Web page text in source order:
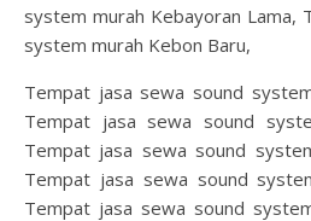
system murah Kebayoran Lama,
system murah Kebon Baru,
Tempat jasa sewa sound
Tempat jasa sewa sound
Tempat jasa sewa sound
Tempat jasa sewa sound
Tempat jasa sewa sound